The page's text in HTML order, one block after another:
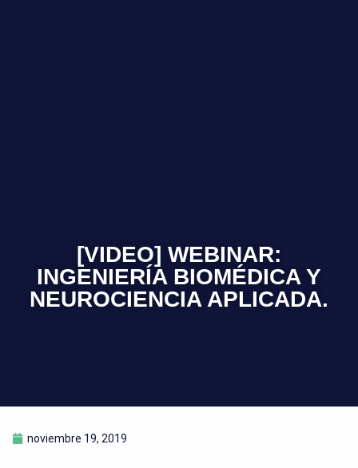
[VIDEO] WEBINAR:
INGENIERÍA BIOMÉDICA Y
NEUROCIENCIA APLICADA.
noviembre 19, 2019